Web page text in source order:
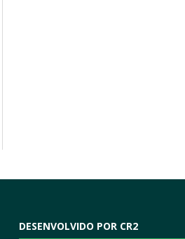
DESENVOLVIDO POR CR2